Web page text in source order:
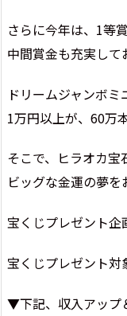
さらに今年は、1等
中間賞金も充実して
ドリームジャンボミ
1万円以上が、60万
そこで、ヒラオカ宝
ビッグな金運の夢
宝くじプレゼント
宝くじプレゼント対
▼下記、収入アップ